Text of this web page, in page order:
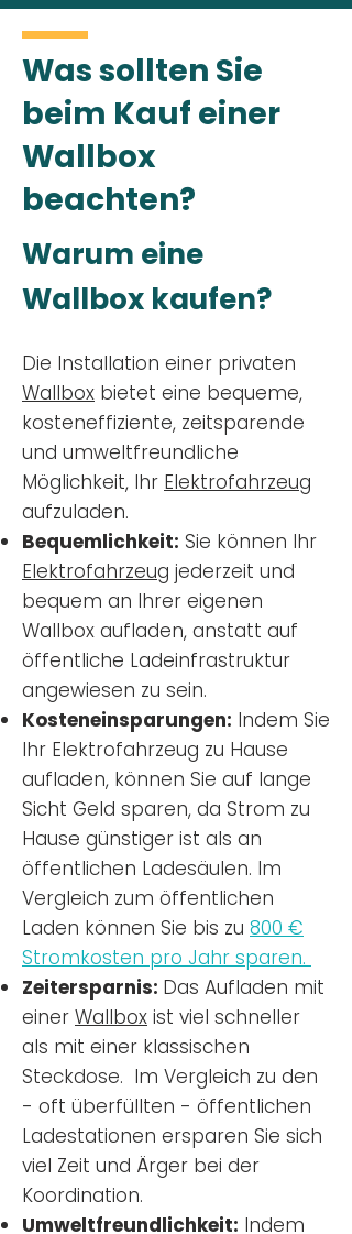
Was sollten Sie
beim Kauf einer
Wallbox
beachten?
Warum eine
Wallbox kaufen?
Die Installation einer privaten
Wallbox bietet eine bequeme,
kosteneffiziente, zeitsparende
und umweltfreundliche
Möglichkeit, Ihr Elektrofahrzeug
aufzuladen.
Bequemlichkeit: Sie können Ihr
Elektrofahrzeug jederzeit und
bequem an Ihrer eigenen
Wallbox aufladen, anstatt auf
öffentliche Ladeinfrastruktur
angewiesen zu sein.
Kosteneinsparungen: Indem Sie
Ihr Elektrofahrzeug zu Hause
aufladen, können Sie auf lange
Sicht Geld sparen, da Strom zu
Hause günstiger ist als an
öffentlichen Ladesäulen. Im
Vergleich zum öffentlichen
Laden können Sie bis zu 800 €
Stromkosten pro Jahr sparen.
Zeitersparnis: Das Aufladen mit
einer Wallbox ist viel schneller
als mit einer klassischen
Steckdose. Im Vergleich zu den
- oft überfüllten - öffentlichen
Ladestationen ersparen Sie sich
viel Zeit und Ärger bei der
Koordination.
Umweltfreundlichkeit: Indem